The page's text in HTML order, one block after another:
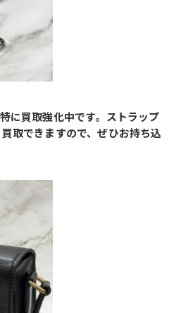
に買取強化中です。ストラップ
取できますので、ぜひお持ち込